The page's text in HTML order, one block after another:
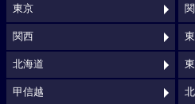
東京
関西
北海道
甲信越